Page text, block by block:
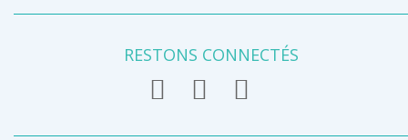
RESTONS CONNECTÉS